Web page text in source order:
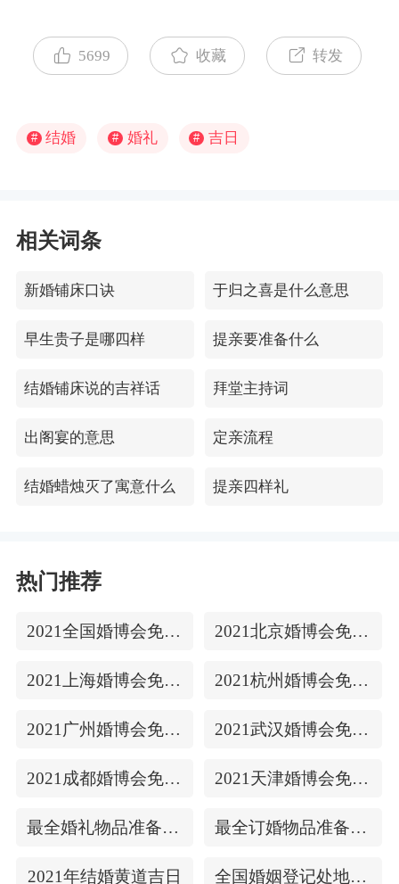
5699 收藏 转发
# 结婚 # 婚礼 # 吉日
相关词条
新婚铺床口诀 于归之喜是什么意思
早生贵子是哪四样 提亲要准备什么
结婚铺床说的吉祥话 拜堂主持词
出阁宴的意思 定亲流程
结婚蜡烛灭了寓意什么 提亲四样礼
热门推荐
2021全国婚博会免费门票 2021北京婚博会免费门票
2021上海婚博会免费门票 2021杭州婚博会免费门票
2021广州婚博会免费门票 2021武汉婚博会免费门票
2021成都婚博会免费门票 2021天津婚博会免费门票
最全婚礼物品准备清单 最全订婚物品准备清单
2021年结婚黄道吉日 全国婚姻登记处地址/上下时间